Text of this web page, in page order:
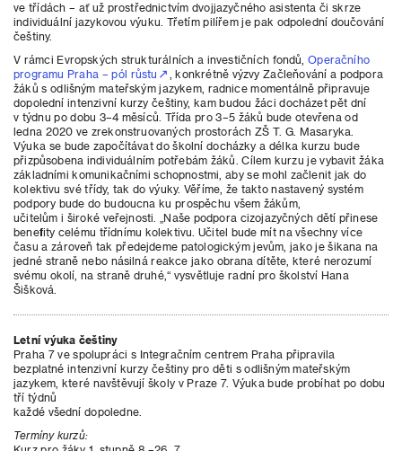
ve třídách – ať už prostřednictvím dvojjazyčného asistenta či skrze
individuální jazykovou výuku. Třetím pilířem je pak odpolední doučování
češtiny.
V rámci Evropských strukturálních a investičních fondů,Operačního
programu Praha – pól růstu
, konkrétně výzvy Začleňování a podpora
žáků s odlišným mateřským jazykem, radnice momentálně připravuje
dopolední intenzivní kurzy češtiny, kam budou žáci docházet pět dní
v týdnu po dobu 3–4 měsíců. Třída pro 3–5 žáků bude otevřena od
ledna 2020 ve zrekonstruovaných prostorách ZŠ T. G. Masaryka.
Výuka se bude započítávat do školní docházky a délka kurzu bude
přizpůsobena individuálním potřebám žáků. Cílem kurzu je vybavit žáka
základními komunikačními schopnostmi, aby se mohl začlenit jak do
kolektivu své třídy, tak do výuky. Věříme, že takto nastavený systém
podpory bude do budoucna ku prospěchu všem žákům,
učitelům i široké veřejnosti. „Naše podpora cizojazyčných dětí přinese
benefity celému třídnímu kolektivu. Učitel bude mít na všechny více
času a zároveň tak předejdeme patologickým jevům, jako je šikana na
jedné straně nebo násilná reakce jako obrana dítěte, které nerozumí
svému okolí, na straně druhé,“ vysvětluje radní pro školství Hana
Šišková.
Letní výuka češtiny
Praha 7 ve spolupráci s Integračním centrem Praha připravila
bezplatné intenzivní kurzy češtiny pro děti s odlišným mateřským
jazykem, které navštěvují školy v Praze 7. Výuka bude probíhat po dobu
tří týdnů
každé všední dopoledne.
Termíny kurzů: